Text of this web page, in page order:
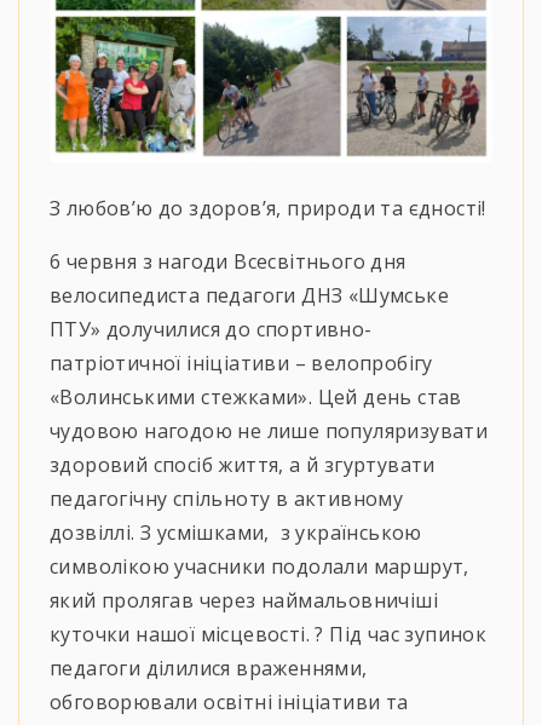
З любов’ю до здоров’я, природи та єдності!
6 червня з нагоди Всесвітнього дня
велосипедиста педагоги ДНЗ «Шумське
ПТУ» долучилися до спортивно-
патріотичної ініціативи – велопробігу
«Волинськими стежками». Цей день став
чудовою нагодою не лише популяризувати
здоровий спосіб життя, а й згуртувати
педагогічну спільноту в активному
дозвіллі. З усмішками, з українською
символікою учасники подолали маршрут,
який пролягав через наймальовничіші
куточки нашої місцевості. ? Під час зупинок
педагоги ділилися враженнями,
обговорювали освітні ініціативи та